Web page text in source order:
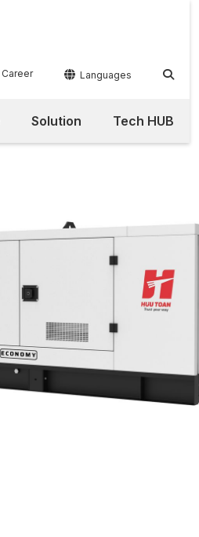
Career  Languages 
Solution Tech HUB